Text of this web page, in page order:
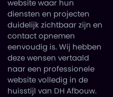
website waar hun
diensten en projecten
duidelijk zichtbaar zijn en
contact opnemen
eenvoudig is. Wij hebben
deze wensen vertaald
naar een professionele
website volledig in de
huisstijl van DH Afbouw.